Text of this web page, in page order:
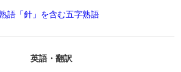
語 「針」を含む五字熟語
英語・翻訳